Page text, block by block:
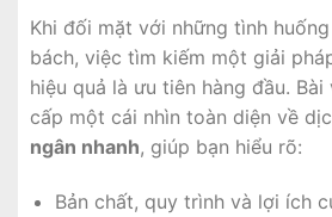
Khi đối mặt với những tình
bách, việc tìm kiếm một giải
hiệu quả là ưu tiên hàng đầu.
cấp một cái nhìn toàn diện về
ngân nhanh, giúp bạn hiểu rõ:
Bản chất, quy trình và lợi ích